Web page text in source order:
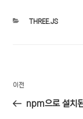
카THREE.JS
글
색
이
전
이전
npm으로 설치